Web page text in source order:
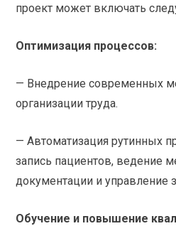
проект может включать
Оптимизация процессов:
— Внедрение современных
организации труда.
— Автоматизация рутинных
запись пациентов, ведение
документации и управление
Обучение и повышение